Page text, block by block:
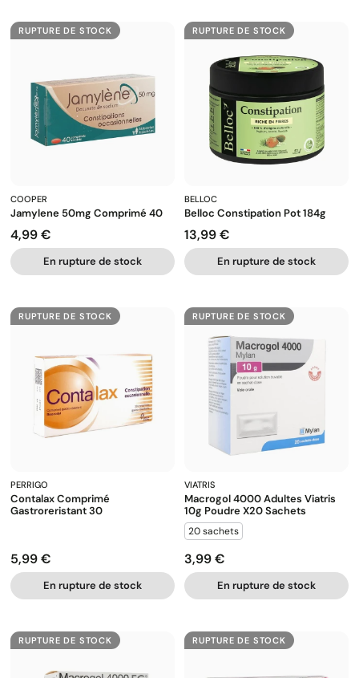
RUPTURE DE STOCK
COOPER
Jamylene 50mg Comprimé 40
Prix
4,99 €
En rupture de stock
RUPTURE DE STOCK
BELLOC
Belloc Constipation Pot 184g
Prix
13,99 €
En rupture de stock
RUPTURE DE STOCK
PERRIGO
Contalax Comprimé
Gastroreristant 30
Prix
5,99 €
En rupture de stock
RUPTURE DE STOCK
VIATRIS
Macrogol 4000 Adultes Viatris
10g Poudre X20 Sachets
20 sachets
Prix
3,99 €
En rupture de stock
RUPTURE DE STOCK RUPTURE DE STOCK